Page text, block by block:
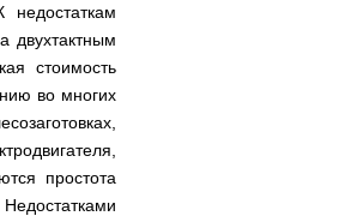
недостаткам
двухтактным
стоимость
во многих
простота